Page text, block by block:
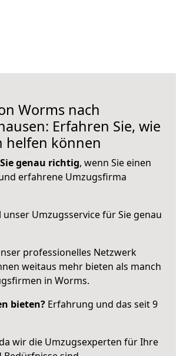
Worms nach
Erfahren Sie, wie
helfen können
genau richtig, wenn Sie einen
erfahrene Umzugsfirma
unser Umzugsservice für Sie genau
professionelles Netzwerk
weitaus mehr bieten als manch
in Worms.
bieten? Erfahrung und das seit 9
wir die Umzugsexperten für Ihre